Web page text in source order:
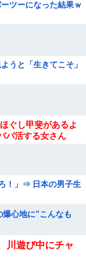
ツーになった結果ｗ
うと「生きてこそ」
ぐし甲斐があるよ
パ活する女さん
！」⇒ 日本の男子生
爆心地に”こんなも
川遊び中にチャ